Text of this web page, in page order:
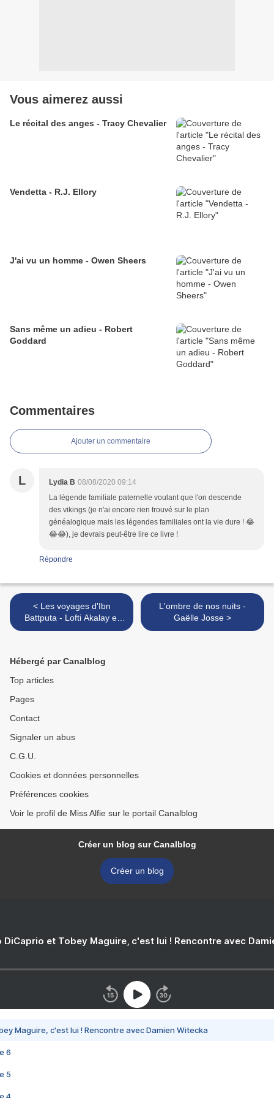
Vous aimerez aussi
Le récital des anges - Tracy Chevalier
Vendetta - R.J. Ellory
J'ai vu un homme - Owen Sheers
Sans même un adieu - Robert
Goddard
Commentaires
Ajouter un commentaire
L Lydia B 08/08/2020 09:14
La légende familiale paternelle voulant que l'on descende
des vikings (je n'ai encore rien trouvé sur le plan
généalogique mais les légendes familiales ont la vie dure ! 😂
😂😂), je devrais peut-être lire ce livre !
Répondre
< Les voyages d'Ibn
Battputa - Lofti Akalay et
Joël Allesandra
L'ombre de nos nuits -
Gaëlle Josse >
Hébergé par Canalblog
Top articles
Pages
Contact
Signaler un abus
C.G.U.
Cookies et données personnelles
Préférences cookies
Voir le profil de Miss Alfie sur le portail Canalblog
Créer un blog sur Canalblog
Créer un blog
DiCaprio et Tobey Maguire, c'est lui ! Rencontre avec
Maguire, c'est lui ! Rencontre avec Damien Witecka
6
5